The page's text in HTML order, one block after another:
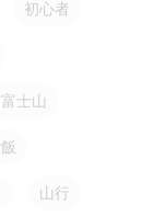
初心者
富士山
山行